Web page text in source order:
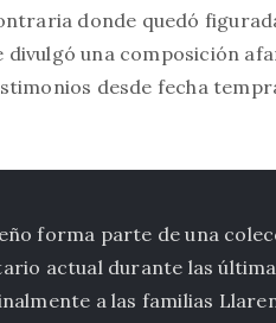
donde quedó
una composición
desde fecha
forma parte de una
actual durante las
a las familias